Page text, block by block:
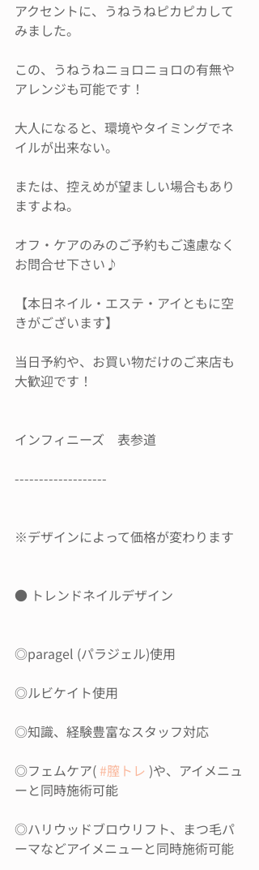
アクセントに、うねうねピカピカして
みました。
この、うねうねニョロニョロの有無や
アレンジも可能です！
大人になると、環境やタイミングでネ
イルが出来ない。
または、控えめが望ましい場合もあり
ますよね。
オフ・ケアのみのご予約もご遠慮なく
お問合せ下さい♪
【本日ネイル・エステ・アイともに空
きがございます】
当日予約や、お買い物だけのご来店も
大歓迎です！
インフィニーズ　表参道
-------------------
※デザインによって価格が変わります
● トレンドネイルデザイン
◎paragel (パラジェル)使用
◎ルビケイト使用
◎知識、経験豊富なスタッフ対応
◎フェムケア( #膣トレ )や、アイメニュ
ーと同時施術可能
◎ハリウッドブロウリフト、まつ毛パ
ーマなどアイメニューと同時施術可能